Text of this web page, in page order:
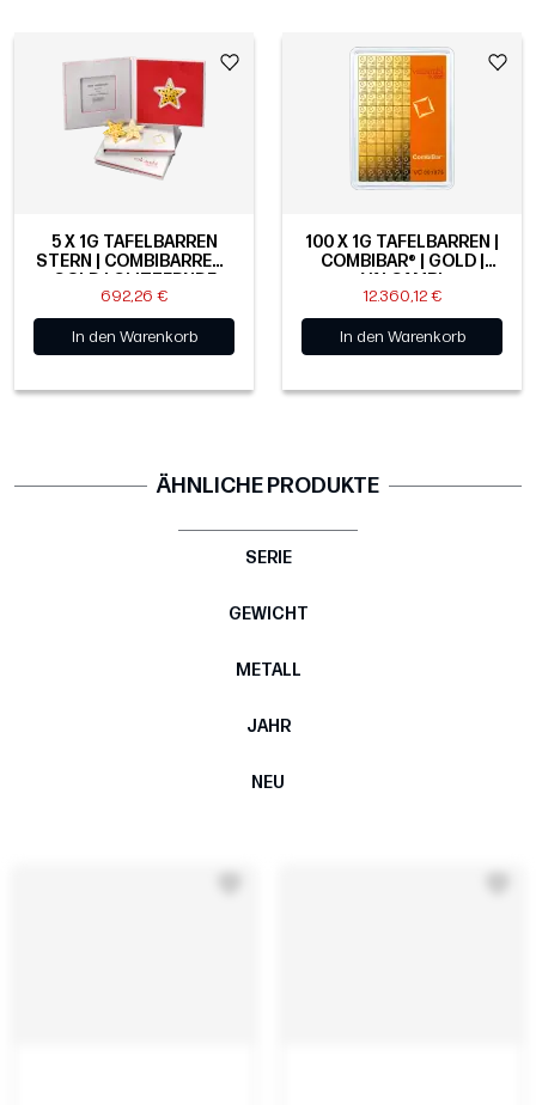
5 X 1G TAFELBARREN
STERN | COMBIBARREN |
GOLD | GLITZERNDE
STERNE
692,26 €
In den Warenkorb
100 X 1G TAFELBARREN |
COMBIBAR® | GOLD |
VALCAMBI
12.360,12 €
In den Warenkorb
ÄHNLICHE PRODUKTE
SERIE
GEWICHT
METALL
JAHR
NEU